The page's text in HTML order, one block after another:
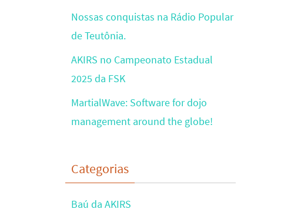
Nossas conquistas na Rádio Popular
de Teutônia.
AKIRS no Campeonato Estadual
2025 da FSK
MartialWave: Software for dojo
management around the globe!
Categorias
Baú da AKIRS